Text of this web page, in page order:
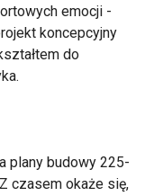
emocji -
koncepcyjny
do
plany budowy 225-
czasem okaże się,